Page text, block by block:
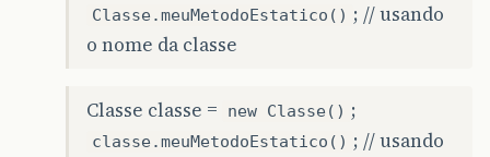
Classe.meuMetodoEstatico() ; // usando
o nome da classe
Classe classe = new Classe() ;
classe.meuMetodoEstatico() ; // usando